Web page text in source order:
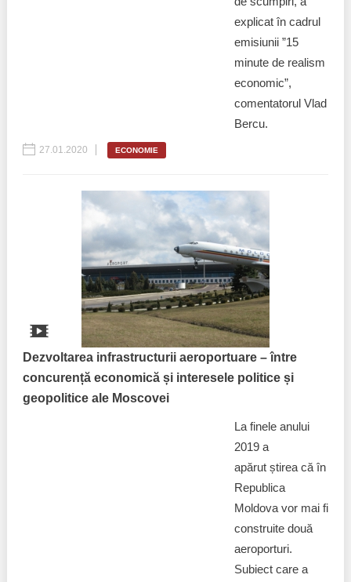
explicat în cadrul
emisiunii ”15
minute de realism
economic”,
comentatorul Vlad
Bercu.
27.01.2020 ECONOMIE
Dezvoltarea infrastructurii aeroportuare – între
concurență economică și interesele politice și
geopolitice ale Moscovei
La finele anului
2019 a
apărut știrea că în
Republica
Moldova vor mai fi
construite două
aeroporturi.
Subiect care a